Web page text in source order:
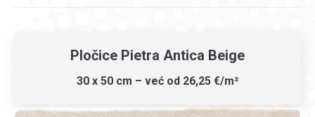
Pločice Pietra Antica Beige
30 x 50 cm – već od 26,25 €/m²